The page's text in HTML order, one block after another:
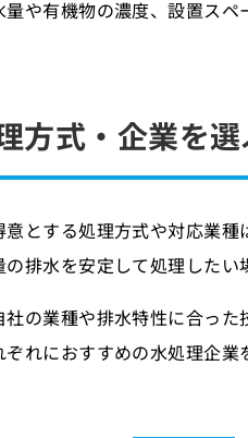
や有機物の濃度、設置ス
方式・企業を
とする処理方式や対応業
排水を安定して処理したい
の業種や排水特性に合っ
れにおすすめの水処理企業